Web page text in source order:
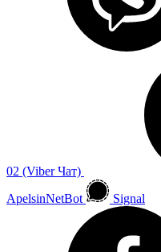
02 (Viber Чат)
ApelsinNetBot
Signal